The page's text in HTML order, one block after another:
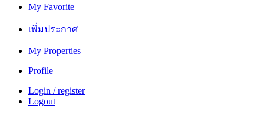
My Favorite
เพิ่มประกาศ
My Properties
Profile
Login / register
Logout